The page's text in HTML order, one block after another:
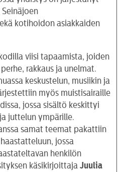
kotihoidon asiakkaiden
viisi tapaamista, joiden
rakkaus ja unelmat.
keskustelun, musiikin ja
myös muistisairaille
jossa sisältö keskittyi
juttelun ympärille.
samat teemat pakattiin
jossa
henkilön
käsikirjoittaja Juulia